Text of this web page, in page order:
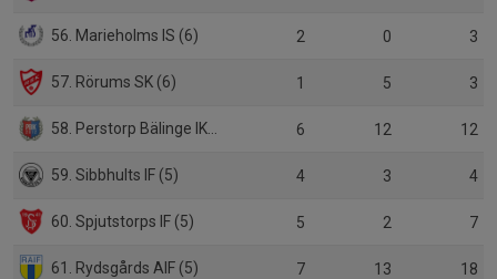
56. Marieholms IS (6) 2 0 3
57. Rörums SK (6) 1 5 3
58. Perstorp Bälinge IK (5) 6 12 12
59. Sibbhults IF (5) 4 3 4
60. Spjutstorps IF (5) 5 2 7
61. Rydsgårds AIF (5) 7 13 18